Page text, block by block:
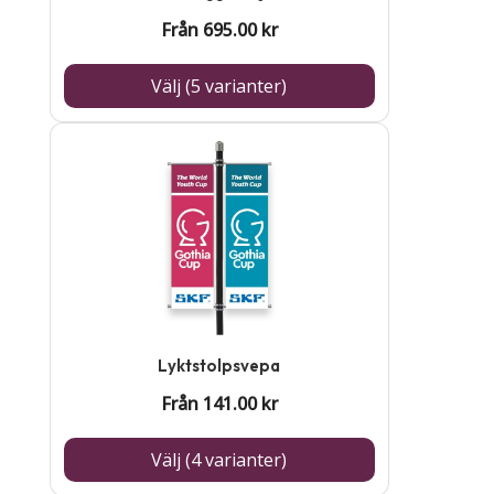
Från 695.00kr
Välj (5 varianter)
kan
väljas
Lyktstolpsvepa
Från 141.00kr
Välj (4 varianter)
kan
väljas